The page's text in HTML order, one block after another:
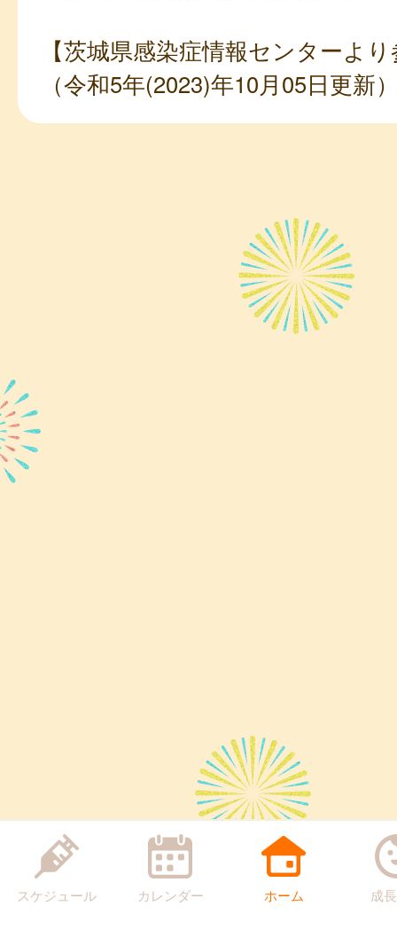
【茨城県感染症情報センターよ
（令和5年(2023)年10月05日更新
スケジュール カレンダー ホーム 成